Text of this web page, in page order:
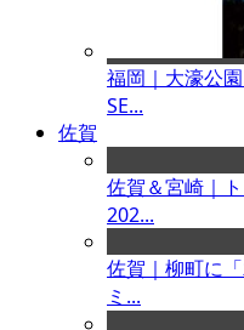
福岡｜大濠公
SE...
佐賀
佐賀＆宮崎｜
202...
佐賀｜柳町に
ミ...